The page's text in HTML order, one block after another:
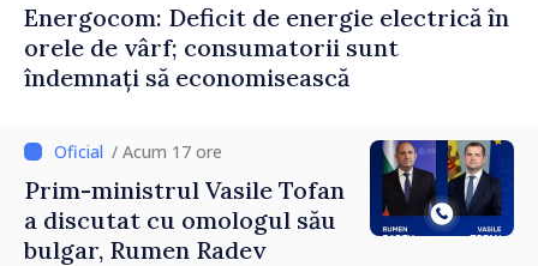
Energocom: Deficit de energie electrică în
orele de vârf; consumatorii sunt
îndemnați să economisească
/ Acum 17 ore
Prim-ministrul Vasile Tofan
a discutat cu omologul său
bulgar, Rumen Radev